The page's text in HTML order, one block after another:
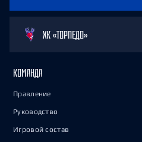
ХК «ТОРПЕДО»
КОМАНДА
Правление
Руководство
Игровой состав